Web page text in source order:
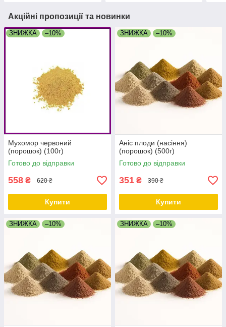
Акційні пропозиції та новинки
ЗНИЖКА –10%
Мухомор червоний
(порошок) (100г)
Готово до відправки
558 ₴ 620 ₴
Купити
ЗНИЖКА –10%
Аніс плоди (насіння)
(порошок) (500г)
Готово до відправки
351 ₴ 390 ₴
Купити
ЗНИЖКА –10% ЗНИЖКА –10%